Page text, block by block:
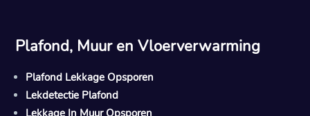
Plafond, Muur en Vloerverwarming
Plafond Lekkage Opsporen
Lekdetectie Plafond